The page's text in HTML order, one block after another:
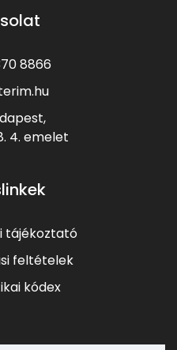
8866
4. emelet
tájékoztató
feltételek
kódex